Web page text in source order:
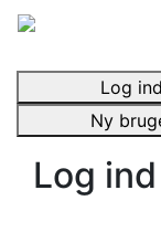
Log ind
Ny
Log